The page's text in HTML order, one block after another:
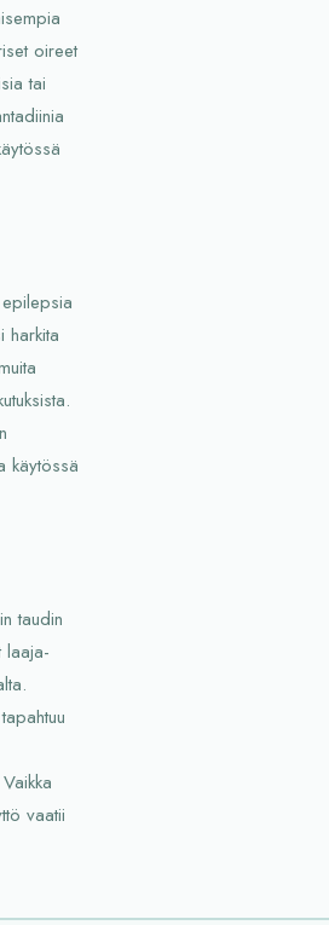
oireet
tai
harkita
käytössä
taudin
laaja-
vaatii